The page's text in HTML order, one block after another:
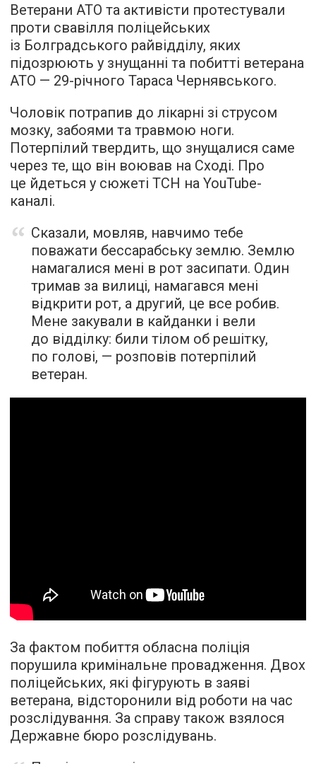
Ветерани АТО та активісти протестували
проти свавілля поліцейських
із Болградського райвідділу, яких
підозрюють у знущанні та побитті ветерана
АТО — 29-річного Тараса Чернявського.
Чоловік потрапив до лікарні зі струсом
мозку, забоями та травмою ноги.
Потерпілий твердить, що знущалися саме
через те, що він воював на Сході. Про
це йдеться у сюжеті ТСН на YouTube-
каналі.
Сказали, мовляв, навчимо тебе
поважати бессарабську землю. Землю
намагалися мені в рот засипати. Один
тримав за вилиці, намагався мені
відкрити рот, а другий, це все робив.
Мене закували в кайданки і вели
до відділку: били тілом об решітку,
по голові, — розповів потерпілий
ветеран.
За фактом побиття обласна поліція
порушила кримінальне провадження. Двох
поліцейських, які фігурують в заяві
ветерана, відсторонили від роботи на час
розслідування. За справу також взялося
Державне бюро розслідувань.